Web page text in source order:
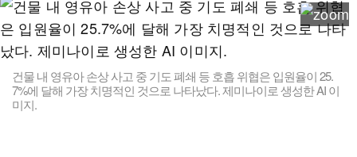
건물 내 영유아 손상 사고 중 기도 폐쇄 등 호흡 위협은 입원율이 25.
7%에 달해 가장 치명적인 것으로 나타났다. 제미나이로 생성한 AI 이
미지.